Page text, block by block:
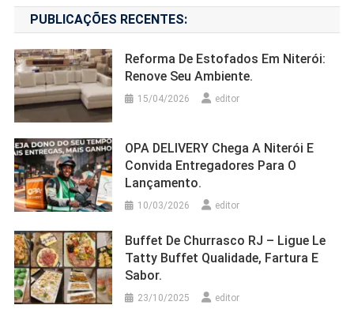
PUBLICAÇÕES RECENTES:
Reforma De Estofados Em Niterói:
Renove Seu Ambiente.
15/04/2026 editor
OPA DELIVERY Chega A Niterói E
Convida Entregadores Para O
Lançamento.
10/03/2026 editor
Buffet De Churrasco RJ – Ligue Le
Tatty Buffet Qualidade, Fartura E
Sabor.
23/10/2025 editor